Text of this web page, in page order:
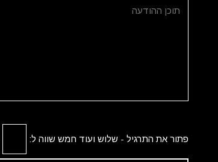
פתור את התרגיל - שלוש ועוד חמש שווה ל: